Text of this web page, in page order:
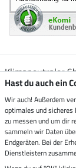
Klimaneutraler
Zustellung durch
Sicher bezahlen
Hast du auch ein
Wir auch! Außerdem
optimales und
zu messen und um dir
sammeln wir Daten
Endgeräten. Bei der
Dienstleistern